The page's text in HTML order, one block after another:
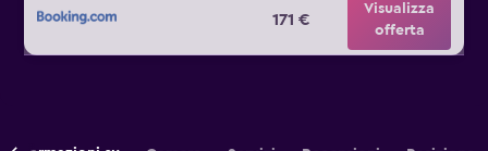
171 €
Visualizza
offerta